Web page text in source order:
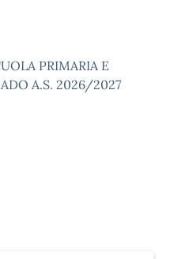
PRIMARIA E
A.S. 2026/2027